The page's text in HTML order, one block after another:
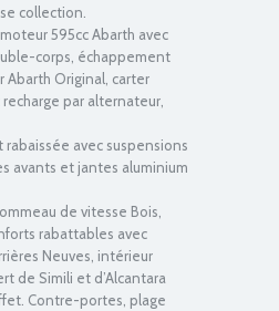
collection.
595cc Abarth avec
corps, échappement
Original, carter
par alternateur,
rabaissée avec suspensions
avants et jantes aluminium
de vitesse Bois,
rabattables avec
Neuves, intérieur
de Simili et d’Alcantara
Contre-portes, plage